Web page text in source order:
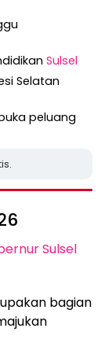
Sulsel
Selatan
peluang
Sulsel
bagian